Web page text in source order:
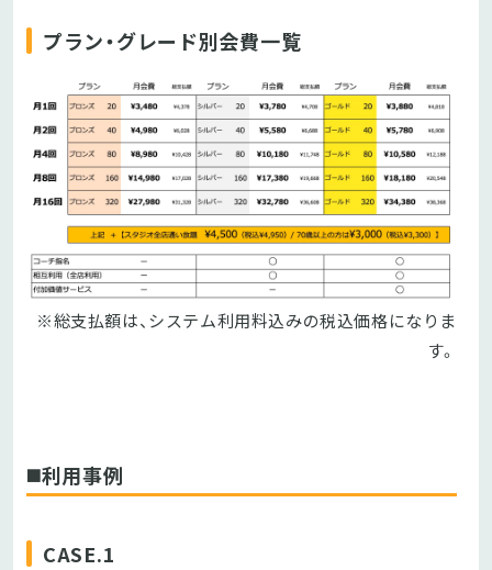
プラン・グレード別会費一覧
※総支払額は、システム利用料込みの税込価格になりま
す。
◼️利用事例
CASE.1